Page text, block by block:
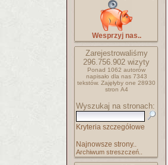
Wesprzyj nas..
Zarejestrowaliśmy
296.756.902 wizyty
Ponad 1062 autorów
napisało dla nas 7343
tekstów. Zajęłyby one 28930
stron A4
Wyszukaj na stronach:
Kryteria szczegółowe
Najnowsze strony..
Archiwum streszczeń..